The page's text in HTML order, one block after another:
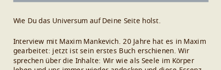
Wie Du das Universum auf Deine Seite holst.
Interview mit Maxim Mankevich. 20 Jahre hat es in Maxim
gearbeitet: jetzt ist sein erstes Buch erschienen. Wir
sprechen über die Inhalte: Wir wie als Seele im Körper